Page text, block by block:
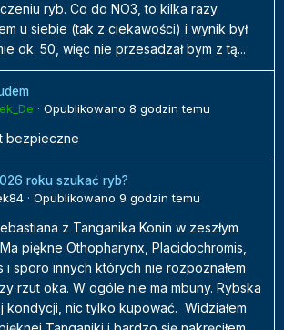
ryb. Co do NO3, to kilka razy
u siebie (tak z ciekawości) i wynik był
ok. 50, więc nie przesadzał bym z tą...
· Opublikowano 8 godzin temu
bezpieczne
roku szukać ryb?
· Opublikowano 9 godzin temu
z Tanganika Konin w zeszłym
piękne Othopharynx, Placidochromis,
i sporo innych których nie rozpoznałem
rzut oka. W ogóle nie ma mbuny. Rybska
kondycji, nic tylko kupować. Widziałem